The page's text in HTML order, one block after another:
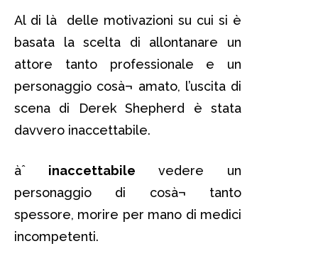
Al di là delle motivazioni su cui si è
basata la scelta di allontanare un
attore tanto professionale e un
personaggio cosà¬ amato, l’uscita di
scena di Derek Shepherd è stata
davvero inaccettabile.
àˆ inaccettabile vedere un
personaggio di cosà¬ tanto
spessore, morire per mano di medici
incompetenti.